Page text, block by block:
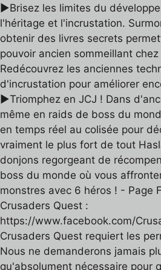
▶Brisez les limites du
l'héritage et l'incrustation.
obtenir des livres secrets
pouvoir ancien sommeillant
Redécouvrez les anciennes
d'incrustation pour améliorer
▶Triomphez en JCJ ! Dans
même en raids de boss du
en temps réel au colisée pour
vraiment le plus fort de tout
donjons regorgeant de
boss du monde où vous
monstres avec 6 héros ! - Page
Crusaders Quest :
https://www.facebook.com/
Crusaders Quest requiert les
Nous ne demanderons jamais
qu'absolument nécessaire pour